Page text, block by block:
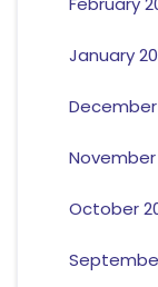
January
December
November
October